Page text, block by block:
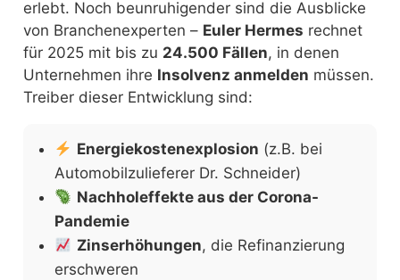
erlebt. Noch beunruhigender sind die Ausblicke
von Branchenexperten – Euler Hermes rechnet
für 2025 mit bis zu 24.500 Fällen, in denen
Unternehmen ihre Insolvenz anmelden müssen.
Treiber dieser Entwicklung sind:
Energiekostenexplosion (z.B. bei
Automobilzulieferer Dr. Schneider)
Nachholeffekte aus der Corona-
Pandemie
Zinserhöhungen, die Refinanzierung
erschweren